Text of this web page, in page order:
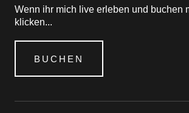
Wenn ihr mich live erleben und buchen
klicken...
BUCHEN